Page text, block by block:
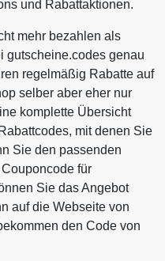
und Rabattaktionen.
mehr bezahlen als
gutscheine.codes genau
regelmäßig Rabatte auf
selber aber eher nur
komplette Übersicht
mit denen Sie
Sie den passenden
für
Sie das Angebot
auf die Webseite von
den Code von